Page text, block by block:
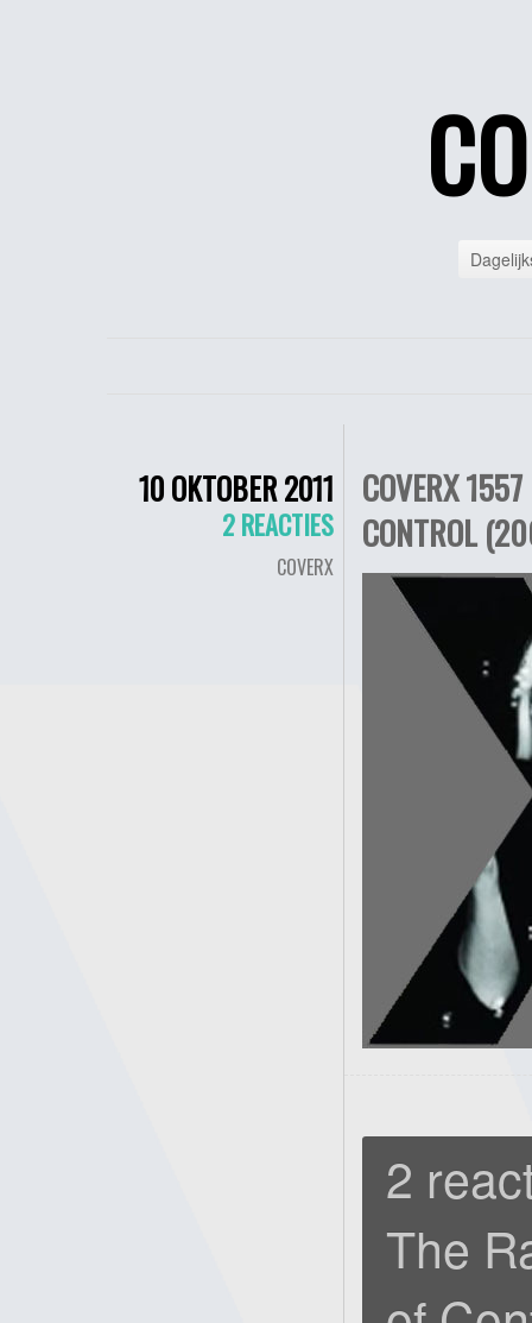
10 OKTOBER 2011
2 REACTIES
COVERX
COVERX
CONTROL
2
The